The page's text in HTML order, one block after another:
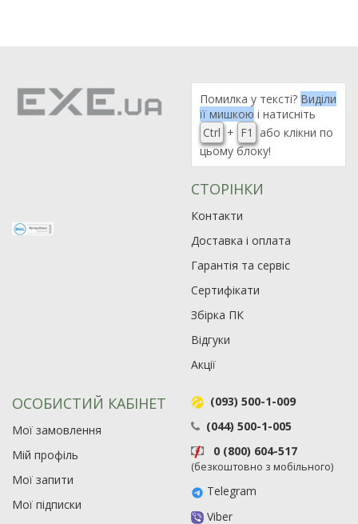
Помилка у тексті? Виділи
її мишкою і натисніть
Ctrl + F1
або клікни по
цьому блоку!
СТОРІНКИ
Контакти
Доставка і оплата
Гарантія та сервіс
Сертифікати
Збірка ПК
Відгуки
Акції
ОСОБИСТИЙ КАБІНЕТ
Мої замовлення
Мій профіль
Мої запити
Мої підписки
(093) 500-1-009
(044) 500-1-005
0 (800) 604-517
(безкоштовно з мобільного)
Telegram
Viber